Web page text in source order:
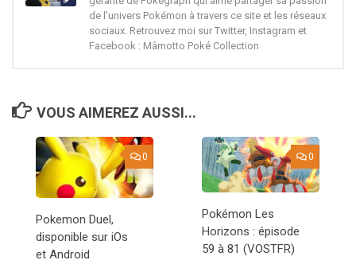
de l'univers Pokémon à travers ce site et les réseaux
sociaux. Retrouvez moi sur Twitter, Instagram et
Facebook : Mâmotto Poké Collection
VOUS AIMEREZ AUSSI...
0
Pokemon Duel,
disponible sur iOs
et Android
0
Pokémon Les
Horizons : épisode
59 à 81 (VOSTFR)